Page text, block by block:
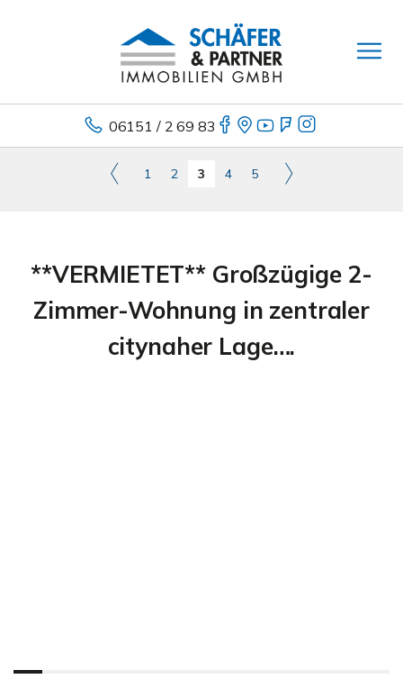
06151 / 2 69 83
1 2 3 4 5
**VERMIETET** Großzügige 2-
Zimmer-Wohnung in zentraler
citynaher Lage….